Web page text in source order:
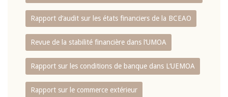
Rapport d‘audit sur les états financiers de la BCEAO
Revue de la stabilité financière dans l‘UMOA
Rapport sur les conditions de banque dans L‘UEMOA
Rapport sur le commerce extérieur